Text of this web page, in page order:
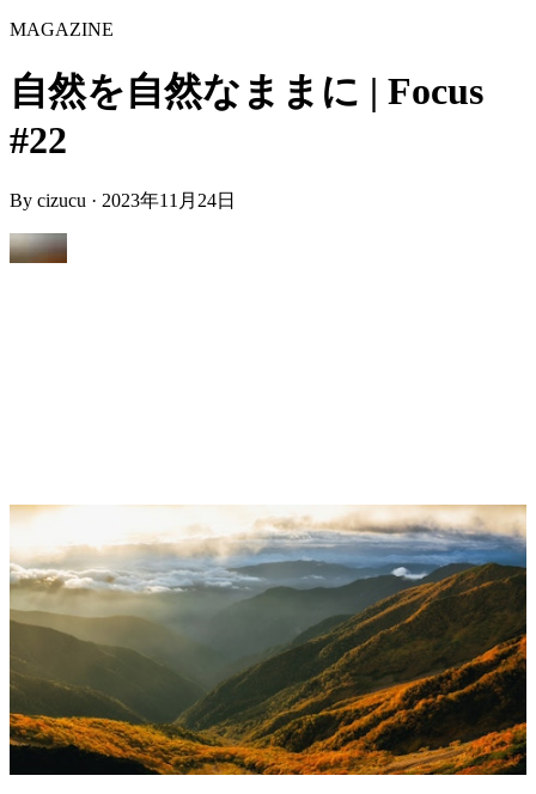
MAGAZINE
自然を自然なままに | Focus
#22
By cizucu · 2023年11月24日